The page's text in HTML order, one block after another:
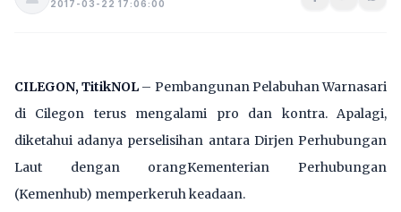
2017-03-22 17:06:00
CILEGON, TitikNOL – Pembangunan Pelabuhan Warnasari
di Cilegon terus mengalami pro dan kontra. Apalagi,
diketahui adanya perselisihan antara Dirjen Perhubungan
Laut dengan orangKementerian Perhubungan
(Kemenhub) memperkeruh keadaan.